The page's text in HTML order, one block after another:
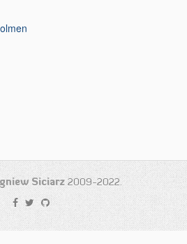
Siciarz 2009-2022.